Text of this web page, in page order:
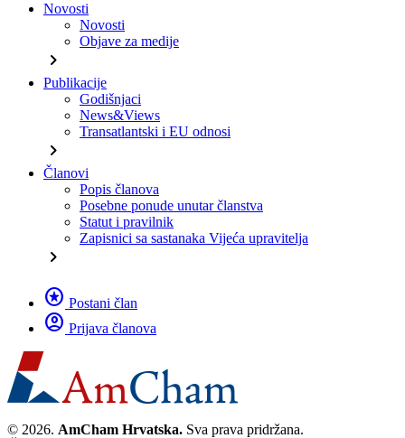
Novosti
Novosti
Objave za medije
chevron_right
Publikacije
Godišnjaci
News&Views
Transatlantski i EU odnosi
chevron_right
Članovi
Popis članova
Posebne ponude unutar članstva
Statut i pravilnik
Zapisnici sa sastanaka Vijeća upravitelja
chevron_right
stars Postani član
account_circle Prijava članova
© 2026. AmCham Hrvatska. Sva prava pridržana.